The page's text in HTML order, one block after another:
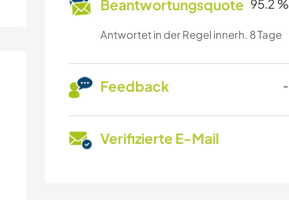
Beantwortungsquote 95.2 %
Antwortet in der Regel innerh. 8 Tage
Feedback -
Verifizierte E-Mail